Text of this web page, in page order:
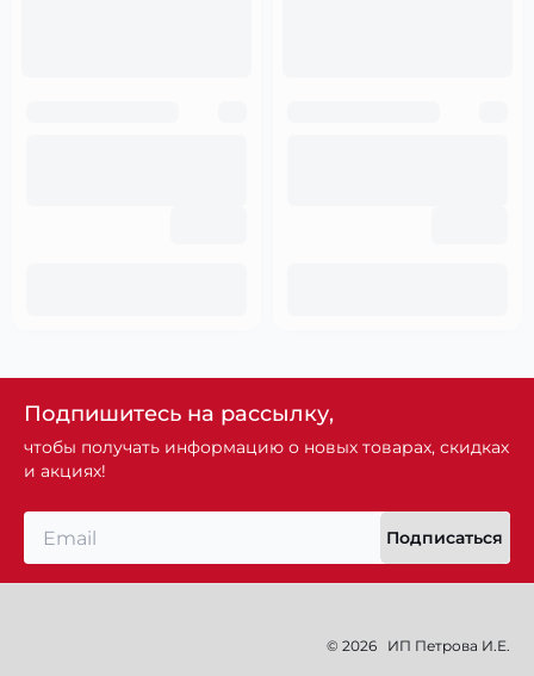
Подпишитесь на рассылку,
чтобы получать информацию о новых товарах, скидках
и акциях!
Подписаться
© 2026 ИП Петрова И.Е.